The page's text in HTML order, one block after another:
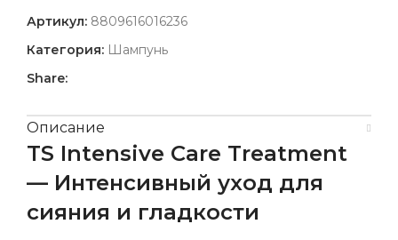
Артикул: 8809616016236
Категория: Шампунь
Share:
Описание
TS Intensive Care Treatment
— Интенсивный уход для
сияния и гладкости